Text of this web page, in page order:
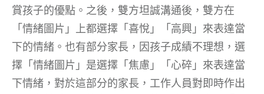
賞孩子的優點。之後，雙方坦誠溝通後，雙方在
「情緒圖片」上都選擇「喜悅」「高興」來表達當
下的情緒。也有部分家長，因孩子成績不理想，選
擇「情緒圖片」是選擇「焦慮」「心碎」來表達當
下情緒，對於這部分的家長，工作人員對即時作出